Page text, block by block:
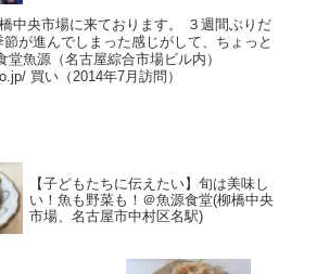
中央市場に来ております。 ３週間ぶりだ
が進んでしまった感じがして、ちょっと
魚源（名古屋綜合市場ビル内）
買い（2014年7月訪問）
【子どもたちに伝えたい】旬は美味し
い！魚も野菜も！＠魚源食堂(柳橋中央
市場、名古屋市中村区名駅)